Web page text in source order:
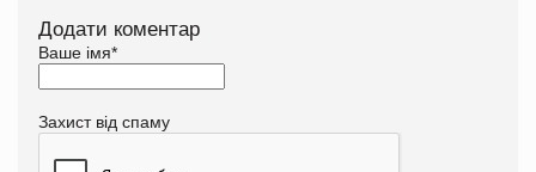
Додати коментар
Ваше імя*
Захист від спаму